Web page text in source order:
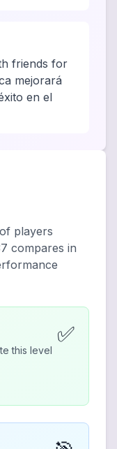
friends for
mejorará
en el
players
compares in
this level
✅